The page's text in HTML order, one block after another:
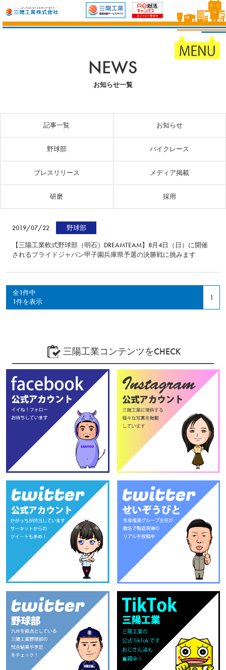
NEWS
お知らせ一覧
記事一覧 お知らせ
野球部 バイクレース
プレスリリース メディア掲載
研磨 採用
【三陽工業軟式野球部（明石）DREAMTEAM】8月4日（日）に開催
されるプライドジャパン甲子園兵庫県予選の決勝戦に挑みます
2019/07/22 野球部
全1件中
1件を表示
1
三陽工業コンテンツをCHECK